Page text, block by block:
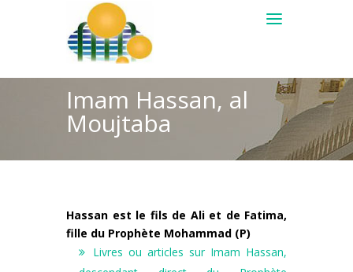
Imam Hassan, al
Moujtaba
Hassan est le fils de Ali et de Fatima,
fille du Prophète Mohammad (P)
Livres ou articles sur Imam Hassan,